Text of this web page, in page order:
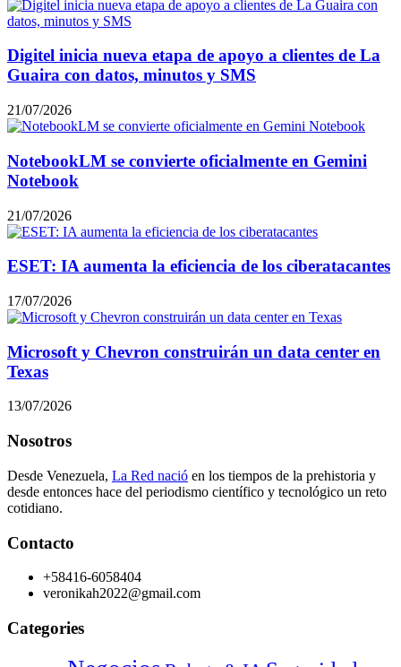
Digitel inicia nueva etapa de apoyo a clientes de La
Guaira con datos, minutos y SMS
21/07/2026
NotebookLM se convierte oficialmente en Gemini
Notebook
21/07/2026
ESET: IA aumenta la eficiencia de los ciberatacantes
17/07/2026
Microsoft y Chevron construirán un data center en
Texas
13/07/2026
Nosotros
Desde Venezuela, La Red nació en los tiempos de la prehistoria y
desde entonces hace del periodismo científico y tecnológico un reto
cotidiano.
Contacto
+58416-6058404
veronikah2022@gmail.com
Categories